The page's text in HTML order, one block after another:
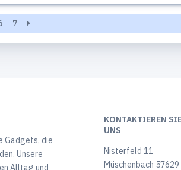
7
Gadgets, die
Unsere
Alltag und
KONTAKTIEREN
UNS
Nisterfeld 11
Müschenbach 57629